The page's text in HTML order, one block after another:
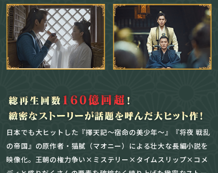
日本でも大ヒットした『擇天記～宿命の美少年～』『将夜 戦乱
の帝国』の原作者・猫膩（マオニー）による壮大な長編小説を
映像化。王朝の権力争い×ミステリー×タイムスリップ×コメ